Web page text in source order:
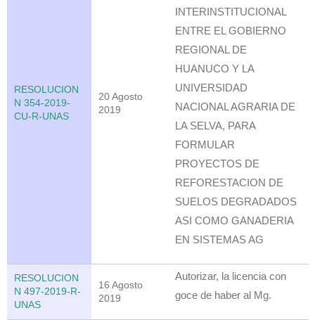
RESOLUCION
N 354-2019-
CU-R-UNAS
20 Agosto
2019
INTERINSTITUCIONAL
ENTRE EL GOBIERNO
REGIONAL DE
HUANUCO Y LA
UNIVERSIDAD
NACIONAL AGRARIA DE
LA SELVA, PARA
FORMULAR
PROYECTOS DE
REFORESTACION DE
SUELOS DEGRADADOS
ASI COMO GANADERIA
EN SISTEMAS AG
RESOLUCION
N 497-2019-R-
UNAS
16 Agosto
2019
Autorizar, la licencia con
goce de haber al Mg.